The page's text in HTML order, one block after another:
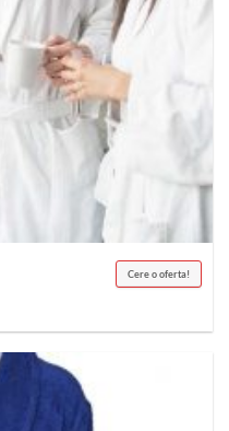
Cere o oferta!